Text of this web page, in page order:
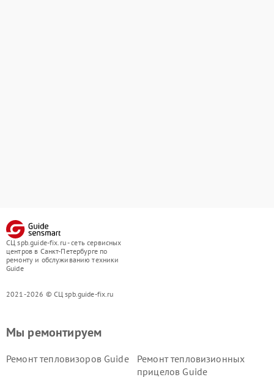
СЦ spb.guide-fix.ru - сеть сервисных
центров в Санкт-Петербурге по
ремонту и обслуживанию техники
Guide
2021-2026 © СЦ spb.guide-fix.ru
Мы ремонтируем
Ремонт тепловизоров Guide
Ремонт тепловизионных
прицелов Guide